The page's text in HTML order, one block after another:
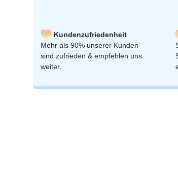
Kundenzufriedenheit
Mehr als 90% unserer Kunden
sind zufrieden & empfehlen uns
weiter.